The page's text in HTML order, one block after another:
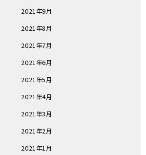
2021年9月
2021年8月
2021年7月
2021年6月
2021年5月
2021年4月
2021年3月
2021年2月
2021年1月